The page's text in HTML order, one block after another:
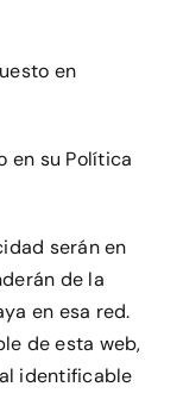
en
en su Política
serán en
de la
en esa red.
de esta web,
identificable